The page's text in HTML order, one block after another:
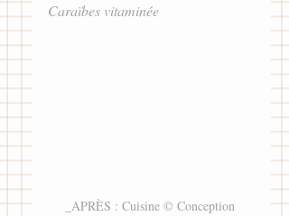
Caraïbes vitaminée
_APRÈS : Cuisine © Conception